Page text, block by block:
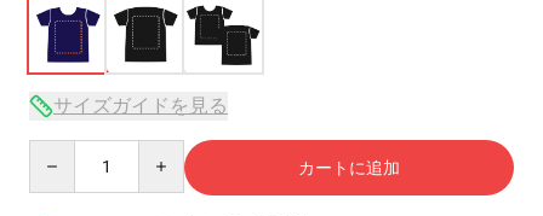
サイズガイドを見る
カートに追加